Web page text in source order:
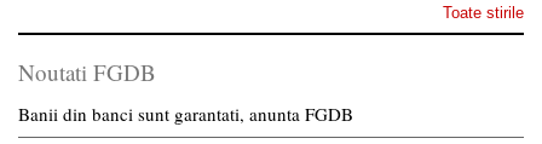
Toate stirile
Noutati FGDB
Banii din banci sunt garantati, anunta FGDB